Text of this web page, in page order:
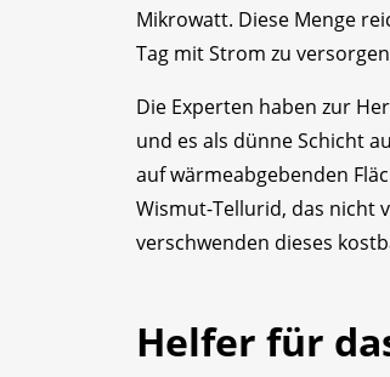
Mikrowatt. Diese Menge
Tag mit Strom zu
Die Experten haben zur
und es als dünne Schicht
auf wärmeabgebenden
Wismut-Tellurid, das nicht
verschwenden dieses
Helfer für